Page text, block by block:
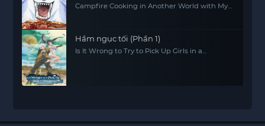
Campfire Cooking in Another World with My
Hầm ngục tối (Phần 1)
Is It Wrong to Try to Pick Up Girls in a